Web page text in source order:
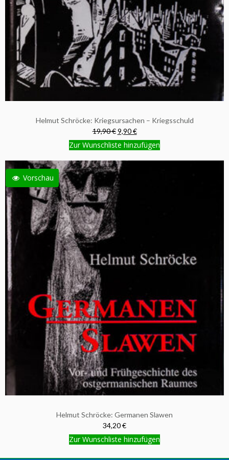
Helmut Schröcke: Kriegsursachen – Kriegsschuld
19,90 € 9,90 €
Zur Wunschliste hinzufügen
Vorschau
Helmut Schröcke: Germanen Slawen
34,20 €
Zur Wunschliste hinzufügen